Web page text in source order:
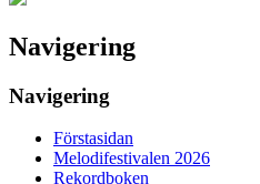
Navigering
Navigering
Förstasidan
Melodifestivalen 2026
Rekordboken